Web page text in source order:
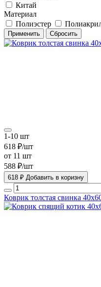
Китай
Материал
Полиэстер
1-10 шт
618 ₽/шт
от 11 шт
588 ₽/шт
618 ₽ Добавить в коризну
Коврик толстая свинка